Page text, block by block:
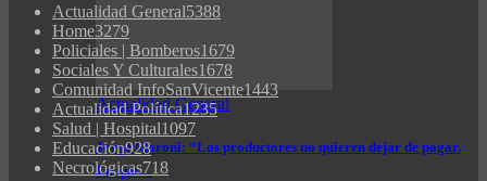
Actualidad General
Jorge Moroni: “Los productores no quieren dejar de pagar.
Lo que…
Actualidad General5388
Home3279
Policiales | Bomberos1679
Sociales Y Culturales1678
Comunidad InfoSanVicente1443
Actualidad Política1235
Salud | Hospital1097
Educación928
Necrológicas718